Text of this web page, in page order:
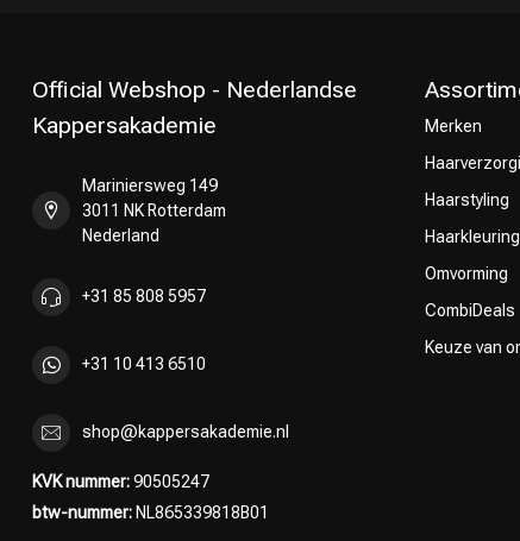
Official Webshop - Nederlandse
Kappersakademie
Mariniersweg 149
3011 NK Rotterdam
Nederland
+31 85 808 5957
+31 10 413 6510
shop@kappersakademie.nl
KVK nummer:90505247
btw-nummer:NL865339818B01
Merken
Haarstyling
Haarkleuring
Omvorming
CombiDeals
Keuze van